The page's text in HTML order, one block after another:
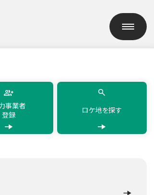
แบบไทย
事業者
登録
ロケ地を探す